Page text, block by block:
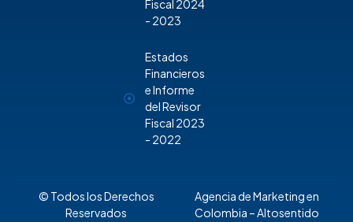
Fiscal 2024
- 2023
Estados
Financieros
e Informe
del Revisor
Fiscal 2023
- 2022
© Todos los Derechos
Reservados
Agencia de Marketing en
Colombia – Altosentido